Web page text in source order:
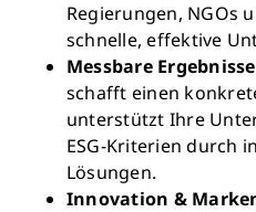
Regierungen, NGOs
schnelle, effektive
Messbare Ergebnisse
schafft einen
unterstützt Ihre
ESG-Kriterien durch
Lösungen.
Innovation &